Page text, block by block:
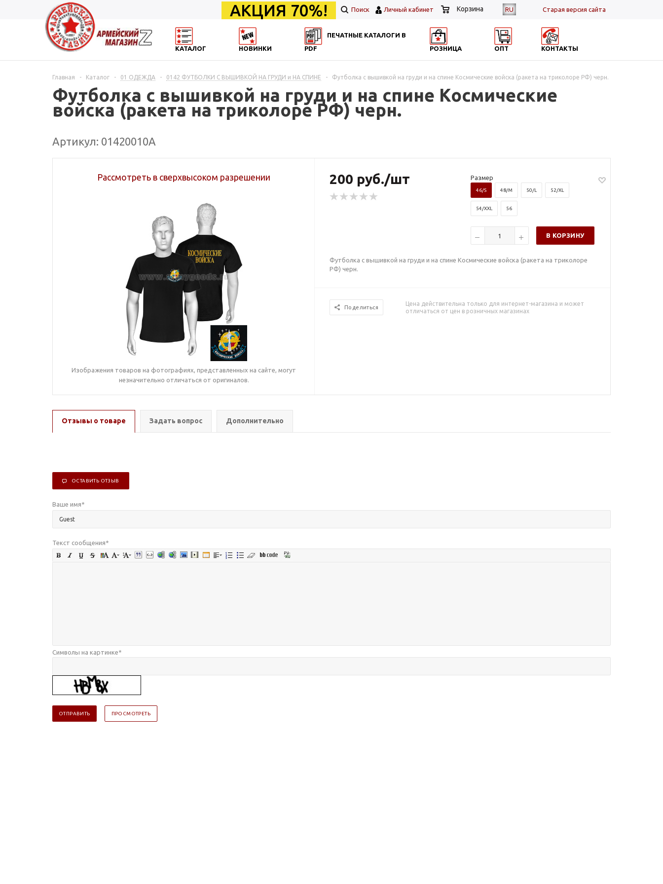
RU Cтарая версия сайта
АКЦИЯ 70%! Поиск Личный кабинет Корзина
КАТАЛОГ НОВИНКИ
ПЕЧАТНЫЕ КАТАЛОГИ В
PDF
РОЗНИЦА ОПТ КОНТАКТЫ
Главная - Каталог - 01 ОДЕЖДА - 0142 ФУТБОЛКИ С ВЫШИВКОЙ НА ГРУДИ и НА СПИНЕ - Футболка с вышивкой на груди и на спине Космические войска (ракета на триколоре РФ) черн.
Футболка с вышивкой на груди и на спине Космические
войска (ракета на триколоре РФ) черн.
Артикул: 01420010А
Изображения товаров на фотографиях, представленных на сайте, могут
незначительно отличаться от оригиналов.
Рассмотреть в сверхвысоком разрешении 200 руб./шт Размер
46/S 48/M 50/L 52/XL
54/XXL 56
В КОРЗИНУ
Футболка с вышивкой на груди и на спине Космические войска (ракета на триколоре
РФ) черн.
Поделиться
Цена действительна только для интернет-магазина и может
отличаться от цен в розничных магазинах
Отзывы о товаре Задать вопрос Дополнительно
ОСТАВИТЬ ОТЗЫВ
Ваше имя*
Текст сообщения*
Символы на картинке*